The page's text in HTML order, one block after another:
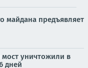
майдана предъявляет
уничтожили в
дней